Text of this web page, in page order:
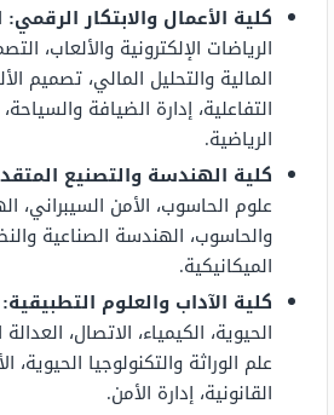
كلية الأعمال والابتكار الرقمي:
الرياضات الإلكترونية والألعاب،
المالية والتحليل المالي، تصميم
التفاعلية، إدارة الضيافة
الرياضية.
كلية الهندسة والتصنيع
علوم الحاسوب، الأمن السيبراني،
والحاسوب، الهندسة الصناعية
الميكانيكية.
كلية الآداب والعلوم التطبيقية:
الحيوية، الكيمياء، الاتصال، العدالة
علم الوراثة والتكنولوجيا الحيوية،
القانونية، إدارة الأمن.